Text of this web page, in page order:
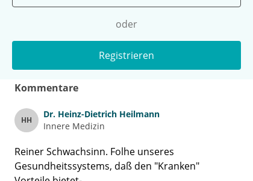
oder
Registrieren
Kommentare
HH Dr. Heinz-Dietrich Heilmann
Innere Medizin
Reiner Schwachsinn. Folhe unseres
Gesundheitssystems, daß den "Kranken"